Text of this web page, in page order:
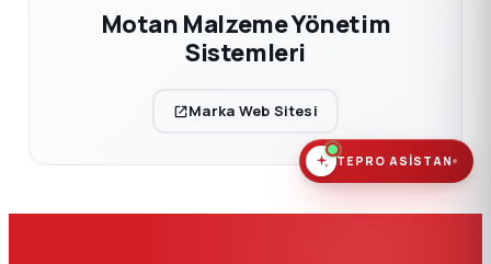
Motan Malzeme Yönetim
Sistemleri
Marka Web Sitesi
TEPRO ASISTAN